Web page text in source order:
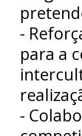
-
para a
-